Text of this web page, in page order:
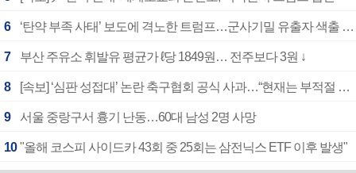
6 ‘탄약 부족 사태’ 보도에 격노한 트럼프…군사기밀 유출자 색출 지시
7 부산 주유소 휘발유 평균가 ℓ당 1849원… 전주보다 3원 ↓
8 [속보] ‘심판 성접대’ 논란 축구협회 공식 사과…“현재는 부적절 행위 없어”
9 서울 중랑구서 흉기 난동…60대 남성 2명 사망
10 "올해 코스피 사이드카 43회 중 25회는 삼전닉스 ETF 이후 발생"